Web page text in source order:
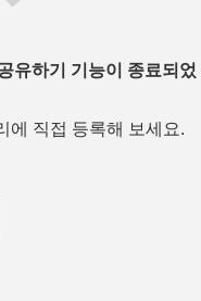
유하기 기능이 종료되었
에 직접 등록해 보세요.